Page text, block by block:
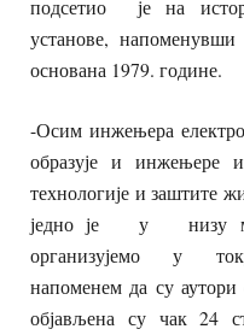
подсетио је на
установе,
основана 1979. године.
-Осим инжењера
образује и инжењере
технологије и заштите
једно је у низу
организујемо у
напоменем да су
објављена су чак 24